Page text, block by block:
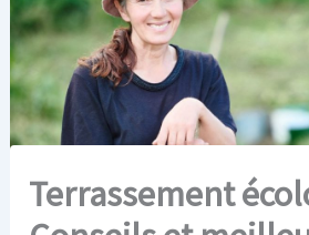
Terrassement